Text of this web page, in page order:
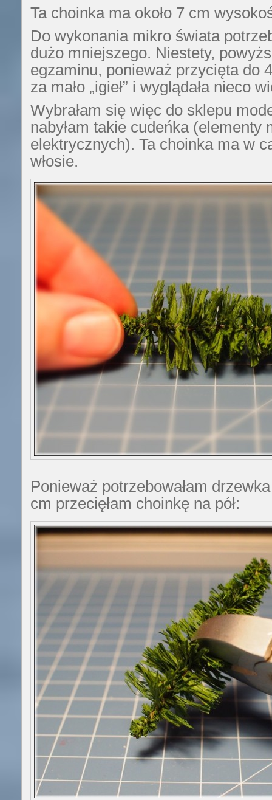
Ta choinka ma około 7 cm
Do wykonania mikro świata
dużo mniejszego. Niestety,
egzaminu, ponieważ przycięta do
za mało „igieł” i wyglądała nieco
Wybrałam się więc do sklepu
nabyłam takie cudeńka (elementy
elektrycznych). Ta choinka ma w
włosie.
Ponieważ potrzebowałam
cm przecięłam choinkę na pół: